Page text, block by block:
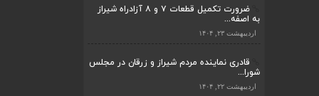
ضرورت تکمیل قطعات ۷ و ۸ آزادراه شیراز
به اصفه...
اردیبهشت ۲۳, ۱۴۰۴
قادری نماینده مردم شیراز و زرقان در مجلس
شورا...
اردیبهشت ۲۲, ۱۴۰۴